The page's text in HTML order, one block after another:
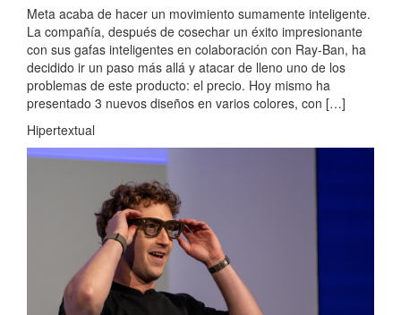
Meta acaba de hacer un movimiento sumamente inteligente.
La compañía, después de cosechar un éxito impresionante
con sus gafas inteligentes en colaboración con Ray-Ban, ha
decidido ir un paso más allá y atacar de lleno uno de los
problemas de este producto: el precio. Hoy mismo ha
presentado 3 nuevos diseños en varios colores, con […]
Hipertextual